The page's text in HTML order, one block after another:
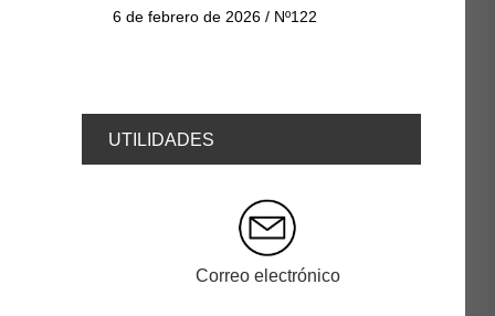
6 de febrero de 2026 / Nº122
UTILIDADES
Correo electrónico